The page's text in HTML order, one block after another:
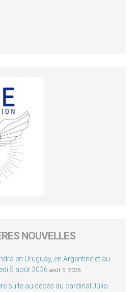
NOUVELLES
en Uruguay, en Argentine et au
5 août 2026 août 5, 2026
suite au décès du cardinal Júlio